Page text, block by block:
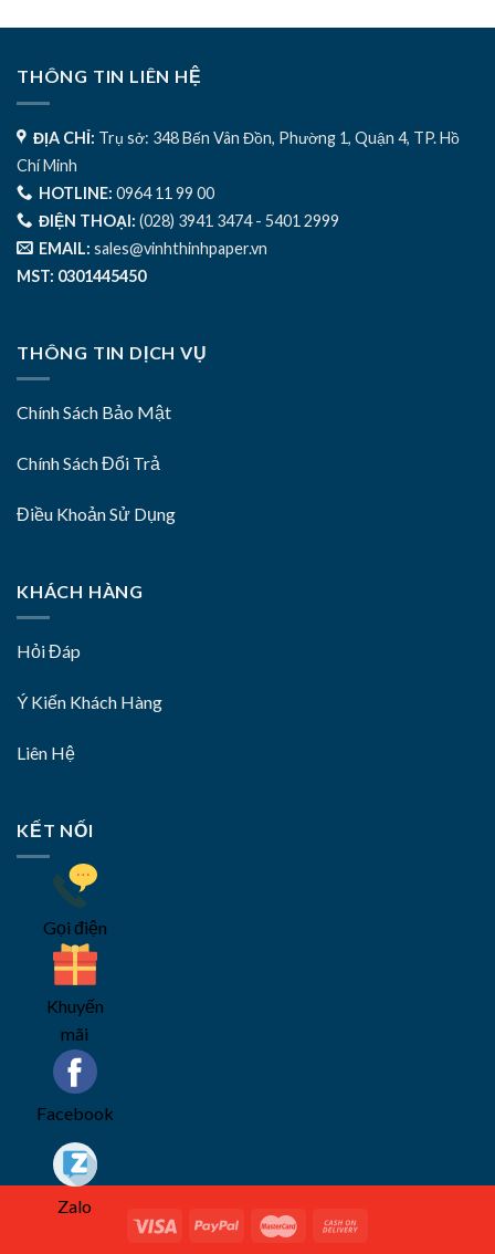
THÔNG TIN LIÊN HỆ
ĐỊA CHỈ: Trụ sở: 348 Bến Vân Đồn, Phường 1, Quận 4, TP. Hồ
Chí Minh
HOTLINE: 0964 11 99 00
ĐIỆN THOẠI: (028) 3941 3474 - 5401 2999
EMAIL: sales@vinhthinhpaper.vn
MST: 0301445450
THÔNG TIN DỊCH VỤ
Chính Sách Bảo Mật
Chính Sách Đổi Trả
Điều Khoản Sử Dụng
KHÁCH HÀNG
Hỏi Đáp
Ý Kiến Khách Hàng
Liên Hệ
KẾT NỐI
Gọi điện
Khuyến
mãi
Facebook
Zalo